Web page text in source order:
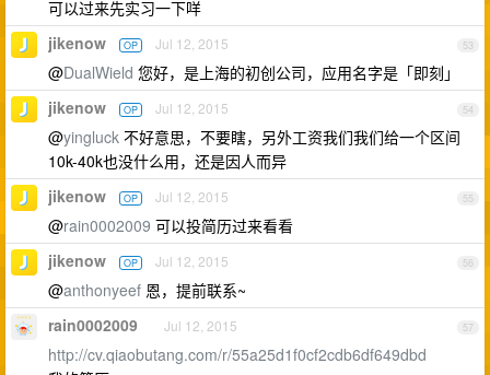
可以过来先实习一下咩
53
jikenow OP Jul 12, 2015
@DualWield 您好，是上海的初创公司，应用名字是「即刻」
54
jikenow OP Jul 12, 2015
@yingluck 不好意思，不要瞎，另外工资我们我们给一个区间
10k-40k也没什么用，还是因人而异
55
jikenow OP Jul 12, 2015
@rain0002009 可以投简历过来看看
56
jikenow OP Jul 12, 2015
@anthonyeef 恩，提前联系~
57
rain0002009 Jul 12, 2015
http://cv.qiaobutang.com/r/55a25d1f0cf2cdb6df649dbd